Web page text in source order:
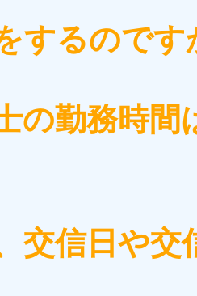
するのです
の勤務時
交信日や